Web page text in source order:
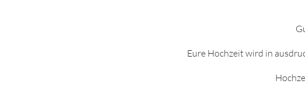
Eure Hochzeit wird in